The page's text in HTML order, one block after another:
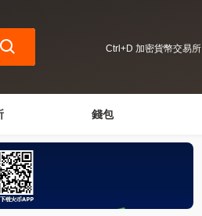
Ctrl+D 加密貨幣交易所
錢包